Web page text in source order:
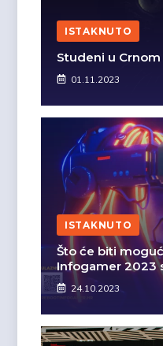
ISTAKNUTO
Studeni u
01.11.2023
ISTAKNUTO
Što će biti
Infogamer 2023
24.10.2023